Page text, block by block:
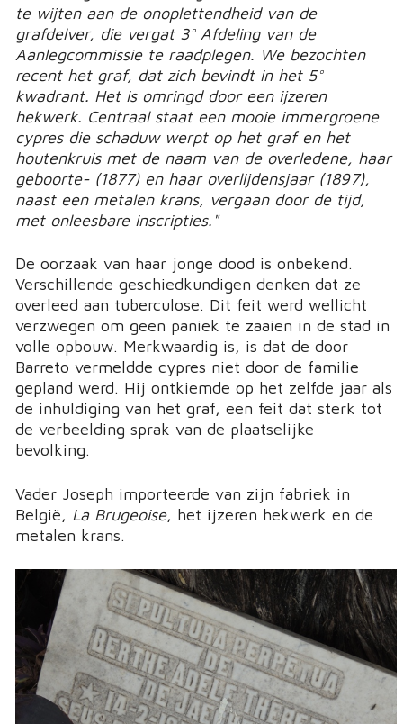
te wijten aan de onoplettendheid van de
grafdelver, die vergat 3° Afdeling van de
Aanlegcommissie te raadplegen. We bezochten
recent het graf, dat zich bevindt in het 5°
kwadrant. Het is omringd door een ijzeren
hekwerk. Centraal staat een mooie immergroene
cypres die schaduw werpt op het graf en het
houtenkruis met de naam van de overledene, haar
geboorte- (1877) en haar overlijdensjaar (1897),
naast een metalen krans, vergaan door de tijd,
met onleesbare inscripties."
De oorzaak van haar jonge dood is onbekend.
Verschillende geschiedkundigen denken dat ze
overleed aan tuberculose. Dit feit werd wellicht
verzwegen om geen paniek te zaaien in de stad in
volle opbouw. Merkwaardig is, is dat de door
Barreto vermeldde cypres niet door de familie
gepland werd. Hij ontkiemde op het zelfde jaar als
de inhuldiging van het graf, een feit dat sterk tot
de verbeelding sprak van de plaatselijke
bevolking.
Vader Joseph importeerde van zijn fabriek in
België, La Brugeoise, het ijzeren hekwerk en de
metalen krans.